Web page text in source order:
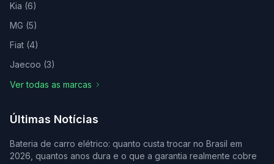
Kia (6)
MG (5)
Fiat (4)
Jaecoo (3)
Ver todas as marcas
Últimas Notícias
Bateria de carro elétrico: quanto custa trocar no Brasil em
2026, quantos anos dura e o que a garantia realmente cobre